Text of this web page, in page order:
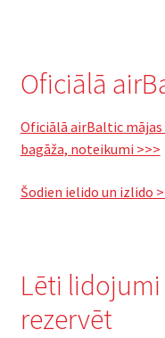
Oficiālā
Oficiālā airBaltic
bagāža, noteikumi >>>
Šodien ielido un izlido
Lēti
rezervēt